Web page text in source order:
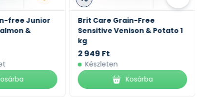
free Junior
&
Brit Care Grain-Free
Sensitive Venison & Potato 1
kg
2 949 Ft
Készleten
Kosárba